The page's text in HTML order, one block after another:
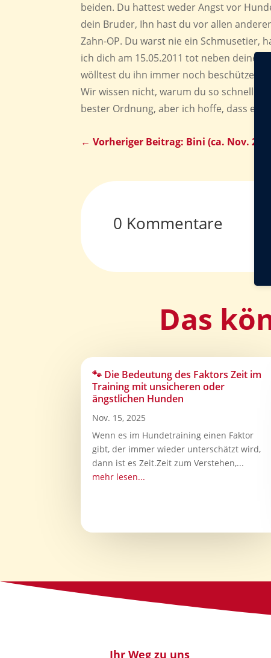
beiden. Du hattest weder Angst vor
dein Bruder, Ihn hast du vor allen
Zahn-OP. Du warst nie ein Schmusetier,
ich dich am 15.05.2011 tot neben deinem
wölltest du ihn immer noch beschützen.
Wir wissen nicht, warum du so schnell
bester Ordnung, aber ich hoffe, dass es
←Vorheriger Beitrag: Bini (ca. Nov. 2009
0 Kommentare
Das
🐾 Die Bedeutung des Faktors Zeit im
Training mit unsicheren oder
ängstlichen Hunden
Nov. 15, 2025
Wenn es im Hundetraining einen Faktor
gibt, der immer wieder unterschätzt wird,
dann ist es Zeit.Zeit zum Verstehen,...
mehr lesen...
Ihr Weg zu uns